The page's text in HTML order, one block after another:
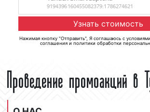
Нажимая кнопку "Отправить", Я соглашаюсь с
соглашения и политики обработки
Проведение промоакций в